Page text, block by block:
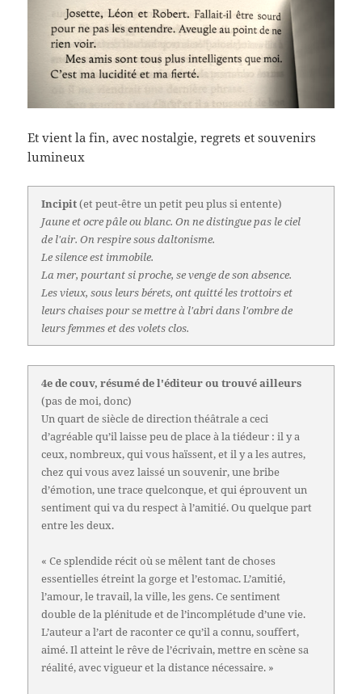
Et vient la fin, avec nostalgie, regrets et souvenirs
lumineux
Incipit(et peut-être un petit peu plus si entente)
Jaune et ocre pâle ou blanc. On ne distingue pas le ciel
de l'air. On respire sous daltonisme.
Le silence est immobile.
La mer, pourtant si proche, se venge de son absence.
Les vieux, sous leurs bérets, ont quitté les trottoirs et
leurs chaises pour se mettre à l'abri dans l'ombre de
leurs femmes et des volets clos.
4e de couv, résumé de l'éditeur ou trouvé ailleurs
(pas de moi, donc)
Un quart de siècle de direction théâtrale a ceci
d’agréable qu’il laisse peu de place à la tiédeur : il y a
ceux, nombreux, qui vous haïssent, et il y a les autres,
chez qui vous avez laissé un souvenir, une bribe
d’émotion, une trace quelconque, et qui éprouvent un
sentiment qui va du respect à l’amitié. Ou quelque part
entre les deux.
« Ce splendide récit où se mêlent tant de choses
essentielles étreint la gorge et l’estomac. L’amitié,
l’amour, le travail, la ville, les gens. Ce sentiment
double de la plénitude et de l’incomplétude d’une vie.
L’auteur a l’art de raconter ce qu’il a connu, souffert,
aimé. Il atteint le rêve de l’écrivain, mettre en scène sa
réalité, avec vigueur et la distance nécessaire. »